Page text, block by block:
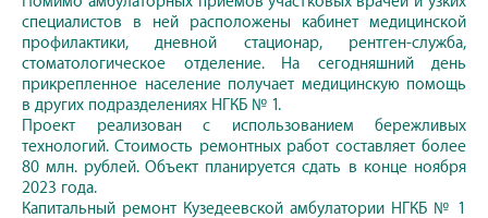
специалистов в ней расположены кабинет медицинской
профилактики, дневной стационар, рентген-служба,
стоматологическое отделение. На сегодняшний день
прикрепленное население получает медицинскую помощь
в других подразделениях НГКБ № 1.
Проект реализован с использованием бережливых
технологий. Стоимость ремонтных работ составляет более
80 млн. рублей. Объект планируется сдать в конце ноября
2023 года.
Капитальный ремонт Кузедеевской амбулатории НГКБ № 1